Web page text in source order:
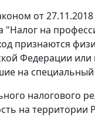
от
"Налог на
признаются
Федерации или
на
налогового
на